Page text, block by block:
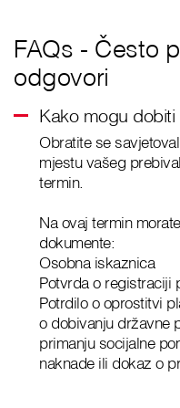
FAQs - Često
odgovori
Kako mogu
Obratite se
mjestu vašeg
termin.
Na ovaj termin
dokumente:
Osobna iskaznica
Potvrda o registraciji
Potrdilo o oprostitvi
o dobivanju državne
primanju socijalne
naknade ili dokaz o